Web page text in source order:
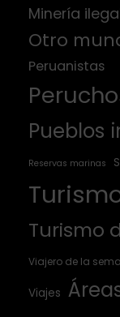
Minería
Otro
Peruanistas
Pueblos
Reservas marinas
Turismo
Viajero de la
Viajes